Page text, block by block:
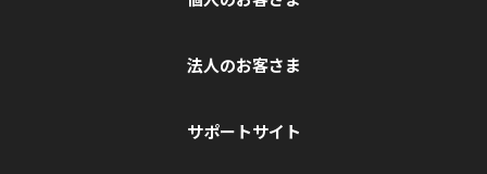
法人のお客さま
サポートサイト